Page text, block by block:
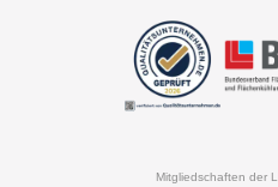
Mitgliedschaften der